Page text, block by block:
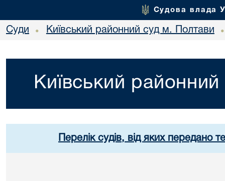
Судова влада
Суди • Київський районний суд м. Полтави •
Київський
Перелік судів, від яких передано